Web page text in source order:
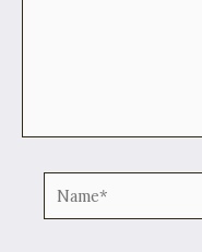
Name*